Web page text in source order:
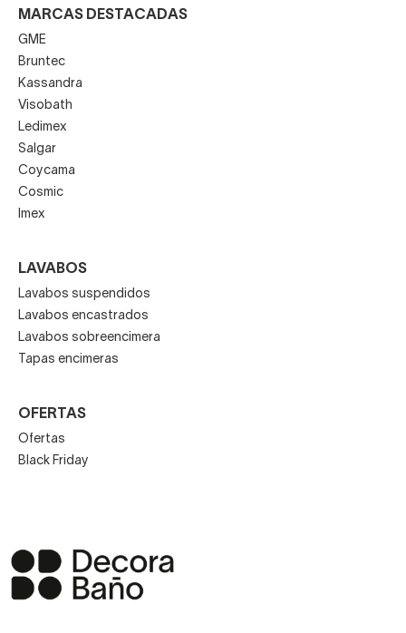
MARCAS DESTACADAS
GME
Bruntec
Kassandra
Visobath
Ledimex
Salgar
Coycama
Cosmic
Imex
LAVABOS
Lavabos suspendidos
Lavabos encastrados
Lavabos sobreencimera
Tapas encimeras
OFERTAS
Ofertas
Black Friday